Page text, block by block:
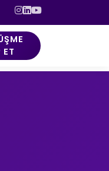
ET